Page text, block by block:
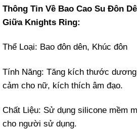
Thông Tin Về Bao Cao Su Đôn
Giữa Knights Ring:
Thể Loại: Bao đôn dên, Khúc đôn
Tính Năng: Tăng kích thước
cảm cho nữ, kích thích âm đạo.
Chất Liệu: Sử dụng silicone mềm
cho người sử dụng.